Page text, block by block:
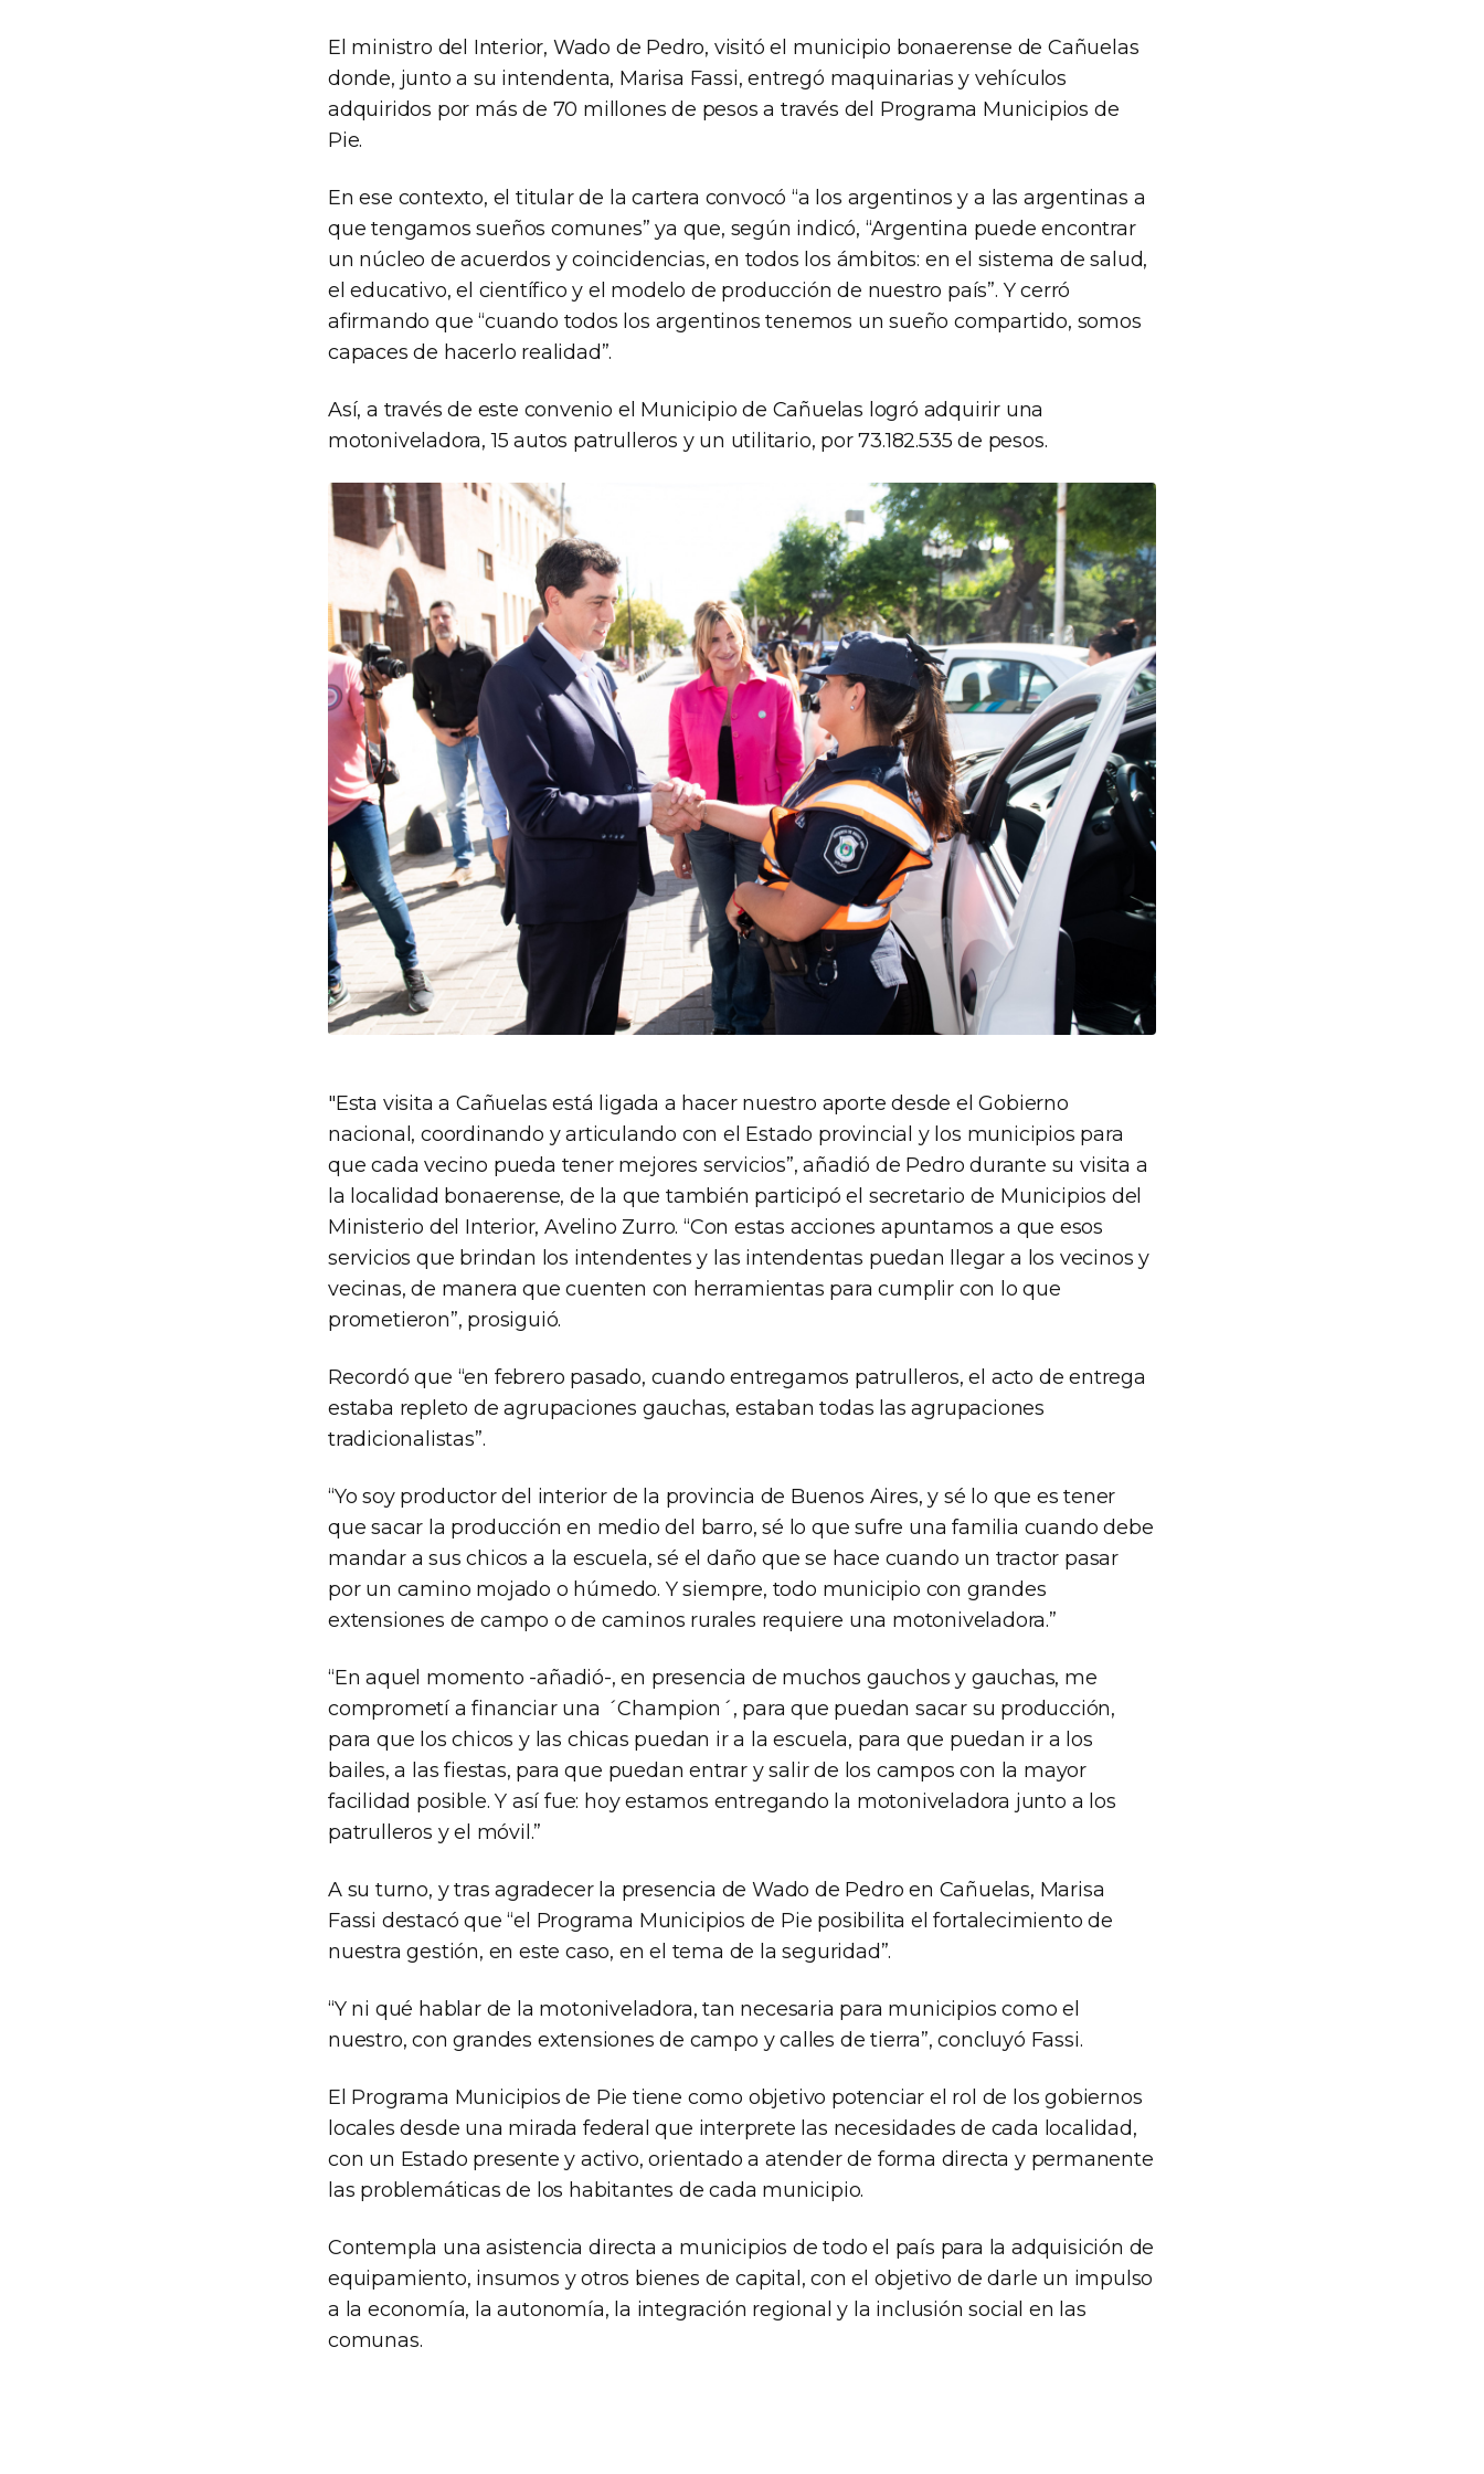
El ministro del Interior, Wado de Pedro, visitó el municipio bonaerense de Cañuelas
donde, junto a su intendenta, Marisa Fassi, entregó maquinarias y vehículos
adquiridos por más de 70 millones de pesos a través del Programa Municipios de
Pie.
En ese contexto, el titular de la cartera convocó “a los argentinos y a las argentinas a
que tengamos sueños comunes” ya que, según indicó, “Argentina puede encontrar
un núcleo de acuerdos y coincidencias, en todos los ámbitos: en el sistema de salud,
el educativo, el científico y el modelo de producción de nuestro país”. Y cerró
afirmando que “cuando todos los argentinos tenemos un sueño compartido, somos
capaces de hacerlo realidad”.
Así, a través de este convenio el Municipio de Cañuelas logró adquirir una
motoniveladora, 15 autos patrulleros y un utilitario, por 73.182.535 de pesos.
"Esta visita a Cañuelas está ligada a hacer nuestro aporte desde el Gobierno
nacional, coordinando y articulando con el Estado provincial y los municipios para
que cada vecino pueda tener mejores servicios”, añadió de Pedro durante su visita a
la localidad bonaerense, de la que también participó el secretario de Municipios del
Ministerio del Interior, Avelino Zurro. “Con estas acciones apuntamos a que esos
servicios que brindan los intendentes y las intendentas puedan llegar a los vecinos y
vecinas, de manera que cuenten con herramientas para cumplir con lo que
prometieron”, prosiguió.
Recordó que “en febrero pasado, cuando entregamos patrulleros, el acto de entrega
estaba repleto de agrupaciones gauchas, estaban todas las agrupaciones
tradicionalistas”.
“Yo soy productor del interior de la provincia de Buenos Aires, y sé lo que es tener
que sacar la producción en medio del barro, sé lo que sufre una familia cuando debe
mandar a sus chicos a la escuela, sé el daño que se hace cuando un tractor pasar
por un camino mojado o húmedo. Y siempre, todo municipio con grandes
extensiones de campo o de caminos rurales requiere una motoniveladora.”
“En aquel momento -añadió-, en presencia de muchos gauchos y gauchas, me
comprometí a financiar una ´Champion´, para que puedan sacar su producción,
para que los chicos y las chicas puedan ir a la escuela, para que puedan ir a los
bailes, a las fiestas, para que puedan entrar y salir de los campos con la mayor
facilidad posible. Y así fue: hoy estamos entregando la motoniveladora junto a los
patrulleros y el móvil.”
A su turno, y tras agradecer la presencia de Wado de Pedro en Cañuelas, Marisa
Fassi destacó que “el Programa Municipios de Pie posibilita el fortalecimiento de
nuestra gestión, en este caso, en el tema de la seguridad”.
“Y ni qué hablar de la motoniveladora, tan necesaria para municipios como el
nuestro, con grandes extensiones de campo y calles de tierra”, concluyó Fassi.
El Programa Municipios de Pie tiene como objetivo potenciar el rol de los gobiernos
locales desde una mirada federal que interprete las necesidades de cada localidad,
con un Estado presente y activo, orientado a atender de forma directa y permanente
las problemáticas de los habitantes de cada municipio.
Contempla una asistencia directa a municipios de todo el país para la adquisición de
equipamiento, insumos y otros bienes de capital, con el objetivo de darle un impulso
a la economía, la autonomía, la integración regional y la inclusión social en las
comunas.